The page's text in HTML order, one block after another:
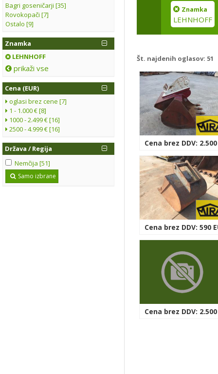
Bagri goseničarji [35]
Rovokopači [7]
Ostalo [9]
Znamka
LEHNHOFF
prikaži vse
Cena (EUR)
oglasi brez cene [7]
1 - 1.000 € [8]
1000 - 2.499 € [16]
2500 - 4.999 € [16]
Država / Regija
Nemčija [51]
Samo izbrane
Znamka
LEHNHOFF
Št. najdenih oglasov: 51
Cena brez DDV: 2.500
Cena brez DDV: 590
Cena brez DDV: 2.500